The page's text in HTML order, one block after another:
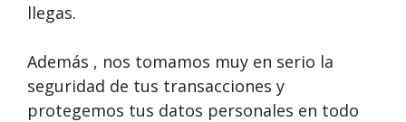
llegas.
Además , nos tomamos muy en serio la
seguridad de tus transacciones y
protegemos tus datos personales en todo